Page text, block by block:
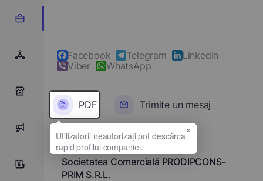
2
Facebook Telegram
LinkedIn
Viber
WhatsApp
PDF Trimite un mesaj
Denumirea completă
Societatea Comercială PRODIPCONS-
PRIM S.R.L.
×